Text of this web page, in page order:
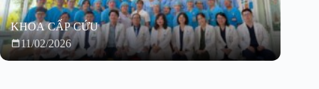
KHOA CẤP CỨU
11/02/2026